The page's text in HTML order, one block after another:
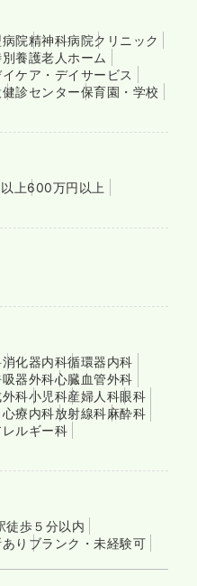
院精神科病院クリニック
養護老人ホーム
ケア・デイサービス
健診センター保育園・学校
上600万円以上
消化器内科循環器内科
器外科心臓血管外科
科小児科産婦人科眼科
療内科放射線科麻酔科
レルギー科
徒歩５分以内
り ブランク・未経験可